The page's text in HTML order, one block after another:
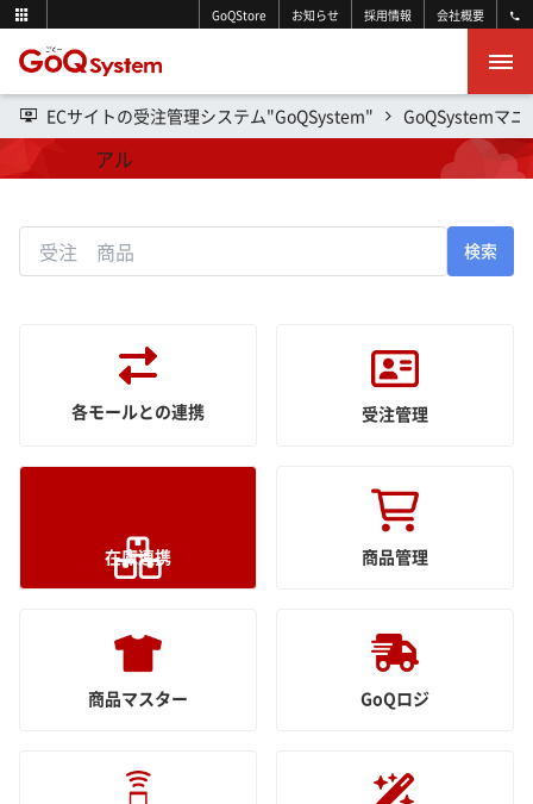
GoQStore お知らせ 採用情報 会社概要
ECサイトの受注管理システム"GoQSystem" GoQSystemマニ
操作マニュアル
検索
各モールとの連携 受注管理
在庫連携 商品管理
商品マスター GoQロジ